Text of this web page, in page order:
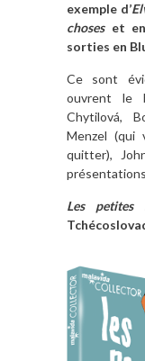
exemple d’
choseset en
sorties en
Ce sont
ouvrent le
Chytilová,
Menzel (qui
quitter),
Les petites